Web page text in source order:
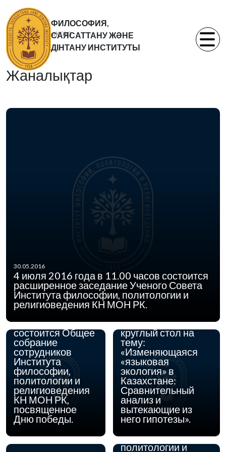
ФИЛОСОФИЯ,
САЯСАТТАНУ ЖӘНЕ
ДІНТАНУ ИНСТИТУТЫ
Басты бет
Жаналықтар
Статьи
Жаналықтар
30.05.2016
4 июля 2016 года в 11.00 часов состоится
расширенное заседание Ученого Совета
Института философии, политологии и
религиоведения КН МОН РК.
03.05.2016
04 мая 2016 года
в 11.00 часов
состоится Общее
собрание
сотрудников
Института
философии,
политологии и
религиоведения
КН МОН РК,
посвященное
Дню победы.
Институте
философии,
политологии и
религиоведения
МОН РК состоится
круглый стол на
тему:
«Изменяющаяся
«языковая
экология» в
Казахстане:
Сравнительный
анализ и
вытекающие из
него гипотезы».
31.03.2016
С 28 марта по 8
апреля 2016 г. в
философии,
политологии и